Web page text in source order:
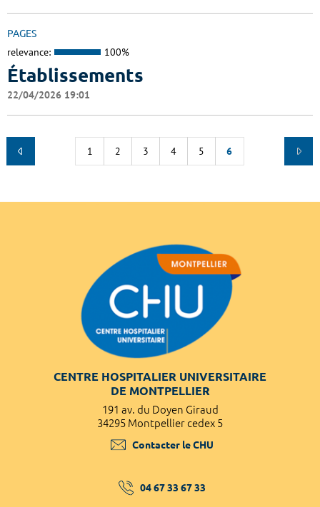
PAGES
relevance: 100%
Établissements
22/04/2026 19:01
1 2 3 4 5 6
CENTRE HOSPITALIER UNIVERSITAIRE
DE MONTPELLIER
191 av. du Doyen Giraud
34295 Montpellier cedex 5
Contacter le CHU
04 67 33 67 33